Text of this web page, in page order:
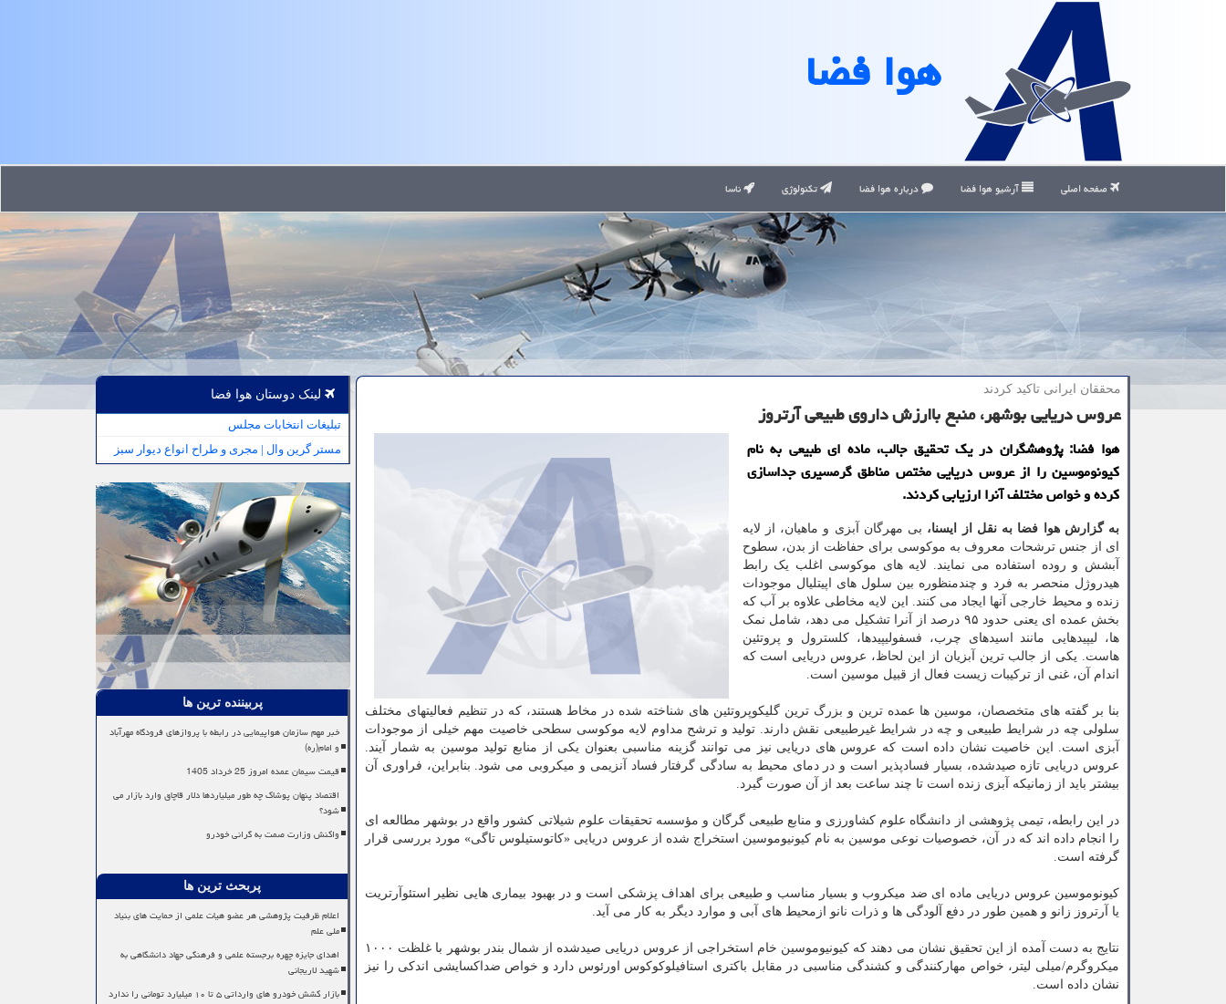
هوا فضا
صفحه اصلی آرشیو هوا فضا درباره هوا فضا تکنولوژی ناسا
محققان ایرانی تاكید كردند
عروس دریایی بوشهر، منبع باارزش داروی طبیعی آرتروز
هوا فضا: پژوهشگران در یک تحقیق جالب، ماده ای طبیعی به نام
کیونوموسین را از عروس دریایی مختص مناطق گرمسیری جداسازی
کرده و خواص مختلف آنرا ارزیابی کردند.
به گزارش هوا فضا به نقل از ایسنا، بی مهرگان آبزی و ماهیان، از لایه
ای از جنس ترشحات معروف به موکوسی برای حفاظت از بدن، سطوح
آبشش و روده استفاده می نمایند. لایه های موکوسی اغلب یک رابط
هیدروژل منحصر به فرد و چندمنظوره بین سلول های اپیتلیال موجودات
زنده و محیط خارجی آنها ایجاد می کنند. این لایه مخاطی علاوه بر آب که
بخش عمده ای یعنی حدود ۹۵ درصد از آنرا تشکیل می دهد، شامل نمک
ها، لیپیدهایی مانند اسیدهای چرب، فسفولیپیدها، کلسترول و پروتئین
هاست. یکی از جالب ترین آبزیان از این لحاظ، عروس دریایی است که
اندام آن، غنی از ترکیبات زیست فعال از قبیل موسین است.
بنا بر گفته های متخصصان، موسین ها عمده ترین و بزرگ ترین گلیکوپروتئین های شناخته شده در مخاط هستند، که در تنظیم فعالیتهای مختلف
سلولی چه در شرایط طبیعی و چه در شرایط غیرطبیعی نقش دارند. تولید و ترشح مداوم لایه موکوسی سطحی خاصیت مهم خیلی از موجودات
آبزی است. این خاصیت نشان داده است که عروس های دریایی نیز می توانند گزینه مناسبی بعنوان یکی از منابع تولید موسین به شمار آیند.
عروس دریایی تازه صیدشده، بسیار فسادپذیر است و در دمای محیط به سادگی گرفتار فساد آنزیمی و میکروبی می شود. بنابراین، فراوری آن
بیشتر باید از زمانیکه آبزی زنده است تا چند ساعت بعد از آن صورت گیرد.
در این رابطه، تیمی پژوهشی از دانشگاه علوم کشاورزی و منابع طبیعی گرگان و مؤسسه تحقیقات علوم شیلاتی کشور واقع در بوشهر مطالعه ای
را انجام داده اند که در آن، خصوصیات نوعی موسین به نام کیونیوموسین استخراج شده از عروس دریایی «کاتوستیلوس تاگی» مورد بررسی قرار
گرفته است.
کیونوموسین عروس دریایی ماده ای ضد میکروب و بسیار مناسب و طبیعی برای اهداف پزشکی است و در بهبود بیماری هایی نظیر استئوآرتریت
یا آرتروز زانو و همین طور در دفع آلودگی ها و ذرات نانو ازمحیط های آبی و موارد دیگر به کار می آید.
نتایج به دست آمده از این تحقیق نشان می دهند که کیونیوموسین خام استخراجی از عروس دریایی صیدشده از شمال بندر بوشهر با غلظت ۱۰۰۰
میکروگرم/میلی لیتر، خواص مهارکنندگی و کشندگی مناسبی در مقابل باکتری استافیلوکوکوس اورئوس دارد و خواص ضداکسایشی اندکی را نیز
نشان داده است.
لینک دوستان هوا فضا
تبلیغات انتخابات مجلس
مستر گرین وال | مجری و طراح انواع دیوار سبز
پربیننده ترین ها
خبر مهم سازمان هواپیمایی در رابطه با پروازهای فرودگاه مهرآباد
و امام(ره)
قیمت سیمان عمده امروز 25 خرداد 1405
اقتصاد پنهان پوشاک چه طور میلیاردها دلار قاچاق وارد بازار می
شود؟
واکنش وزارت صمت به گرانی خودرو
پربحث ترین ها
اعلام ظرفیت پژوهشی هر عضو هیات علمی از حمایت های بنیاد
ملی علم
اهدای جایزه چهره برجسته علمی و فرهنگی جهاد دانشگاهی به
شهید لاریجانی
بازار کشش خودرو های وارداتی ۵ تا ۱۰ میلیارد تومانی را ندارد